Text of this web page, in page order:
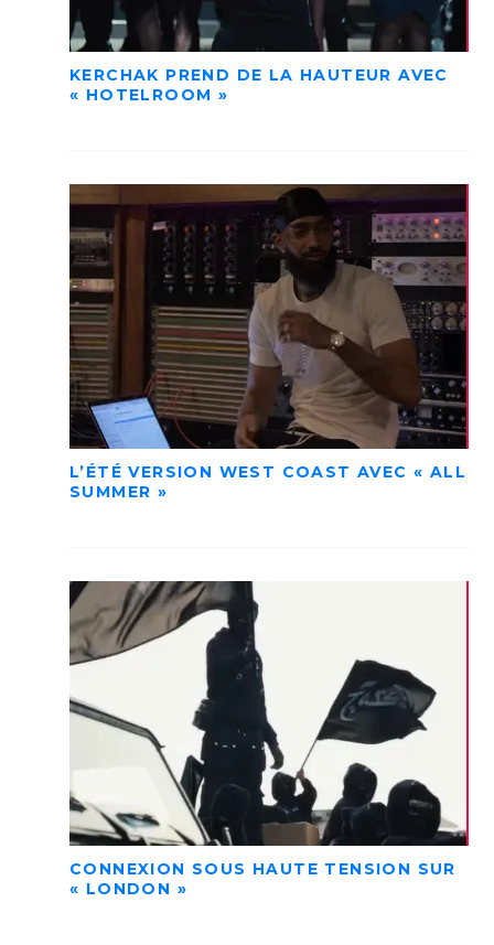
KERCHAK PREND DE LA HAUTEUR AVEC
« HOTELROOM »
L’ÉTÉ VERSION WEST COAST AVEC « ALL
SUMMER »
CONNEXION SOUS HAUTE TENSION SUR
« LONDON »